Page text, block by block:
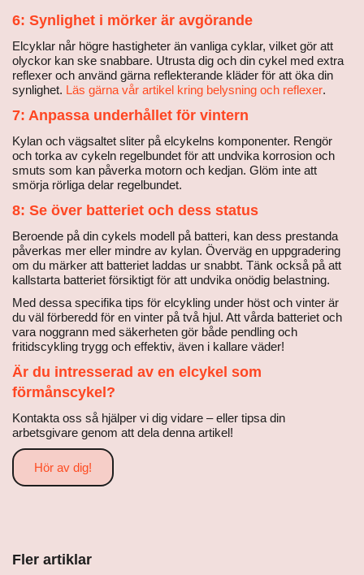
6: Synlighet i mörker är avgörande
Elcyklar når högre hastigheter än vanliga cyklar, vilket gör att
olyckor kan ske snabbare. Utrusta dig och din cykel med extra
reflexer och använd gärna reflekterande kläder för att öka din
synlighet. Läs gärna vår artikel kring belysning och reflexer.
7: Anpassa underhållet för vintern
Kylan och vägsaltet sliter på elcykelns komponenter. Rengör
och torka av cykeln regelbundet för att undvika korrosion och
smuts som kan påverka motorn och kedjan. Glöm inte att
smörja rörliga delar regelbundet.
8: Se över batteriet och dess status
Beroende på din cykels modell på batteri, kan dess prestanda
påverkas mer eller mindre av kylan. Överväg en uppgradering
om du märker att batteriet laddas ur snabbt. Tänk också på att
kallstarta batteriet försiktigt för att undvika onödig belastning.
Med dessa specifika tips för elcykling under höst och vinter är
du väl förberedd för en vinter på två hjul. Att vårda batteriet och
vara noggrann med säkerheten gör både pendling och
fritidscykling trygg och effektiv, även i kallare väder!
Är du intresserad av en elcykel som
förmånscykel?
Kontakta oss så hjälper vi dig vidare – eller tipsa din
arbetsgivare genom att dela denna artikel!
Hör av dig!
Fler artiklar